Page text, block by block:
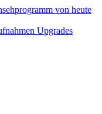
Upgrades